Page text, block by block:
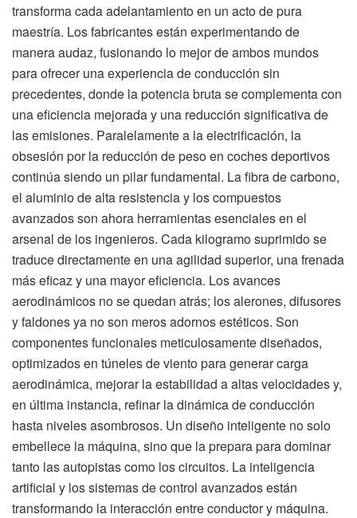
transforma cada adelantamiento en un acto de pura
maestría. Los fabricantes están experimentando de
manera audaz, fusionando lo mejor de ambos mundos
para ofrecer una experiencia de conducción sin
precedentes, donde la potencia bruta se complementa con
una eficiencia mejorada y una reducción significativa de
las emisiones. Paralelamente a la electrificación, la
obsesión por la reducción de peso en coches deportivos
continúa siendo un pilar fundamental. La fibra de carbono,
el aluminio de alta resistencia y los compuestos
avanzados son ahora herramientas esenciales en el
arsenal de los ingenieros. Cada kilogramo suprimido se
traduce directamente en una agilidad superior, una frenada
más eficaz y una mayor eficiencia. Los avances
aerodinámicos no se quedan atrás; los alerones, difusores
y faldones ya no son meros adornos estéticos. Son
componentes funcionales meticulosamente diseñados,
optimizados en túneles de viento para generar carga
aerodinámica, mejorar la estabilidad a altas velocidades y,
en última instancia, refinar la dinámica de conducción
hasta niveles asombrosos. Un diseño inteligente no solo
embellece la máquina, sino que la prepara para dominar
tanto las autopistas como los circuitos. La inteligencia
artificial y los sistemas de control avanzados están
transformando la interacción entre conductor y máquina.